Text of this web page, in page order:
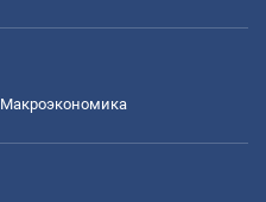
Mакроэкономика